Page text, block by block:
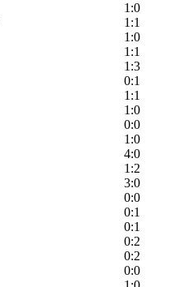
1:0
1:1
1:0
1:1
1:3
0:1
1:1
1:0
0:0
1:0
4:0
1:2
3:0
0:0
0:1
0:1
0:2
0:2
0:0